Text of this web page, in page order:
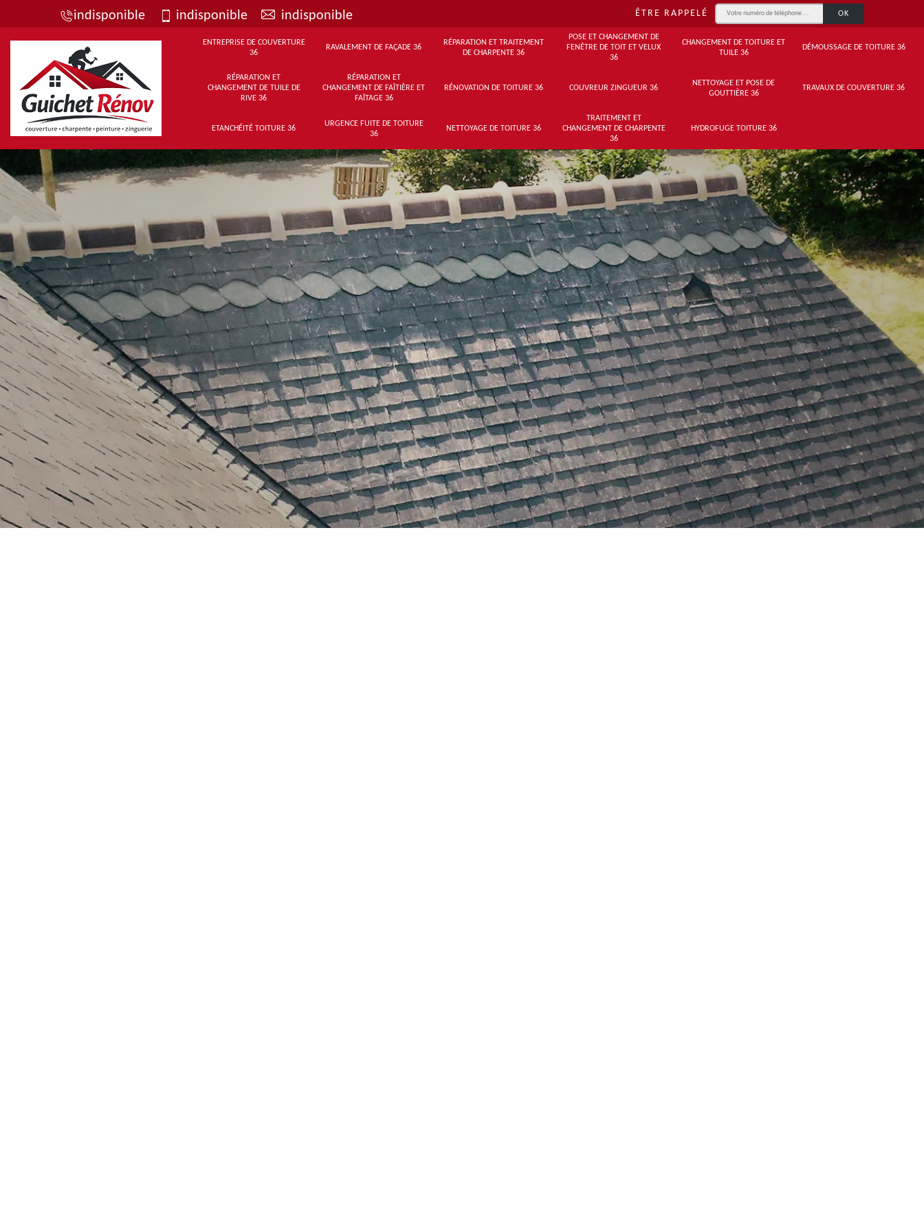
indisponible indisponible indisponible ÊTRE RAPPELÉ
ENTREPRISE DE COUVERTURE
36
RAVALEMENT DE FAÇADE 36
RÉPARATION ET TRAITEMENT
DE CHARPENTE 36
POSE ET CHANGEMENT DE
FENÊTRE DE TOIT ET VELUX
36
CHANGEMENT DE TOITURE ET
TUILE 36
DÉMOUSSAGE DE TOITURE 36
RÉPARATION ET
CHANGEMENT DE TUILE DE
RIVE 36
RÉPARATION ET
CHANGEMENT DE FAÎTIÈRE ET
FAÎTAGE 36
RÉNOVATION DE TOITURE 36 COUVREUR ZINGUEUR 36
NETTOYAGE ET POSE DE
GOUTTIÈRE 36
TRAVAUX DE COUVERTURE 36
ETANCHÉITÉ TOITURE 36
URGENCE FUITE DE TOITURE
36
NETTOYAGE DE TOITURE 36
TRAITEMENT ET
CHANGEMENT DE CHARPENTE
36
HYDROFUGE TOITURE 36